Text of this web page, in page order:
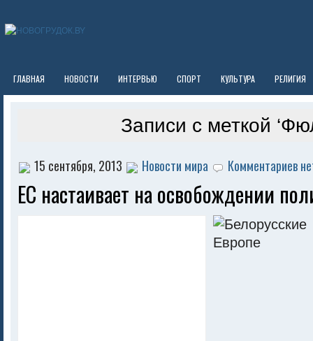
ГЛАВНАЯ НОВОСТИ ИНТЕРВЬЮ СПОРТ КУЛЬТУРА РЕЛИГИЯ
Записи с меткой
15 сентября, 2013 Новости мира Комментариев
ЕС настаивает на освобождении